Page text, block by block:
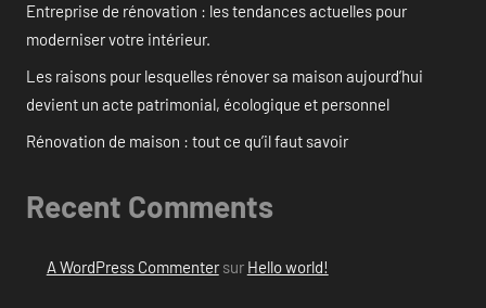
Entreprise de rénovation : les tendances actuelles pour
moderniser votre intérieur.
Les raisons pour lesquelles rénover sa maison aujourd’hui
devient un acte patrimonial, écologique et personnel
Rénovation de maison : tout ce qu’il faut savoir
Recent Comments
A WordPress Commentersur Hello world!